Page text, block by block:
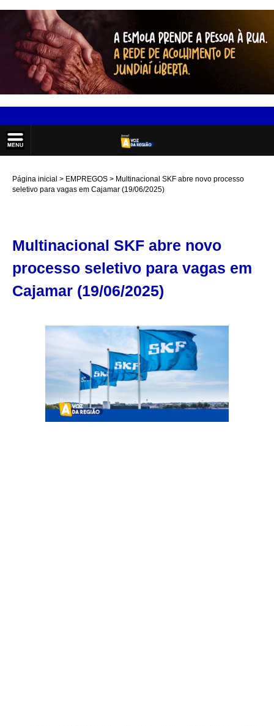
Página inicial EMPREGOS
Multinacional SKF abre novo processo
seletivo para vagas em Cajamar (19/06/2025)
Multinacional SKF abre novo
processo seletivo para vagas em
Cajamar (19/06/2025)